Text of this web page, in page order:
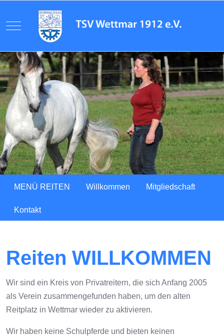
Mobile Menu Toggle
Previous Next
MENÜ REITEN Willkommen Mitgliedschaft
Kontakt
Reiten WILLKOMMEN
Wir sind ein Kreis von Privatreitern, die sich Anfang 2005
als Verein zusammengefunden haben, um den alten
Reitplatz in Wettmar wieder zu aktivieren.
Wir haben keine Schulpferde und bieten keinen